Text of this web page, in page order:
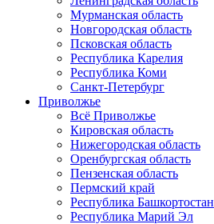
Мурманская область
Новгородская область
Псковская область
Республика Карелия
Республика Коми
Санкт-Петербург
Приволжье
Всё Приволжье
Кировская область
Нижегородская область
Оренбургская область
Пензенская область
Пермский край
Республика Башкортостан
Республика Марий Эл